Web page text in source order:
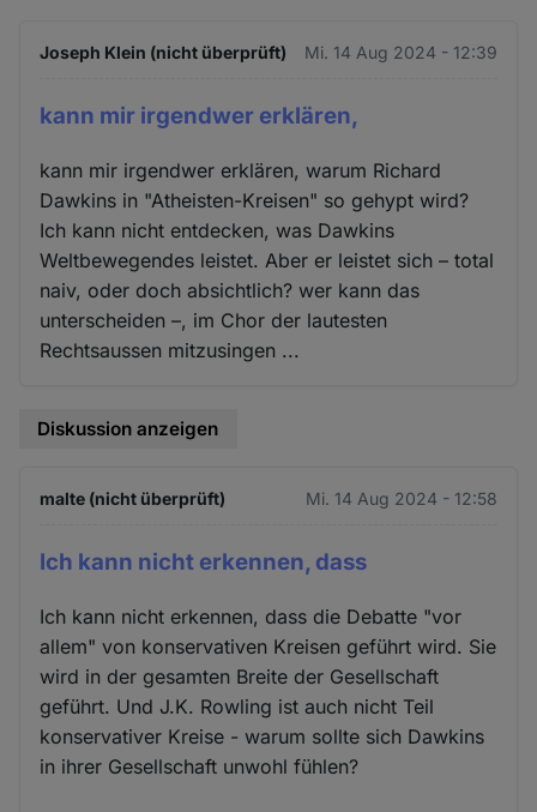
Joseph Klein (nicht überprüft) Mi. 14 Aug 2024 - 12:39
kann mir irgendwer erklären,
kann mir irgendwer erklären, warum Richard
Dawkins in "Atheisten-Kreisen" so gehypt wird?
Ich kann nicht entdecken, was Dawkins
Weltbewegendes leistet. Aber er leistet sich – total
naiv, oder doch absichtlich? wer kann das
unterscheiden –, im Chor der lautesten
Rechtsaussen mitzusingen ...
Diskussion anzeigen
malte (nicht überprüft) Mi. 14 Aug 2024 - 12:58
Ich kann nicht erkennen, dass
Ich kann nicht erkennen, dass die Debatte "vor
allem" von konservativen Kreisen geführt wird. Sie
wird in der gesamten Breite der Gesellschaft
geführt. Und J.K. Rowling ist auch nicht Teil
konservativer Kreise - warum sollte sich Dawkins
in ihrer Gesellschaft unwohl fühlen?